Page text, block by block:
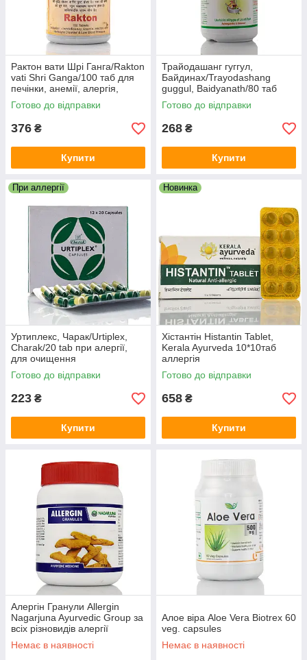
Рактон вати Шрі Ганга/Rakton
vati Shri Ganga/100 таб для
печінки, анемії, алергія,
дерматит
Готово до відправки
376 ₴
Купити
Трайодашанг гуггул,
Байдинах/Trayodashang
guggul, Baidyanath/80 таб
Готово до відправки
268 ₴
Купити
При аллергії
Уртиплекс, Чарак/Urtiplex,
Charak/20 tab при алергії,
для очищення
Готово до відправки
223 ₴
Купити
Новинка
Хістантін Histantin Tablet,
Kerala Ayurveda 10*10таб
аллергія
Готово до відправки
658 ₴
Купити
Алергін Гранули Allergin
Nagarjuna Ayurvedic Group за
всіх різновидів алергії
Немає в наявності
Алое віра Aloe Vera Biotrex 60
veg. capsules
Немає в наявності